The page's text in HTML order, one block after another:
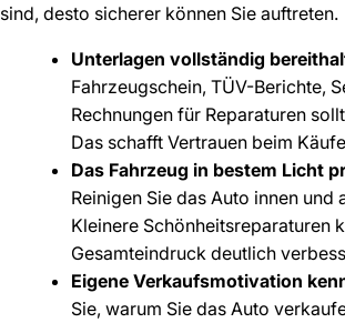
sind, desto sicherer können Sie auftreten.
Unterlagen vollständig
Fahrzeugschein, TÜV-Berichte,
Rechnungen für Reparaturen
Das schafft Vertrauen beim
Das Fahrzeug in bestem Licht
Reinigen Sie das Auto innen und
Kleinere Schönheitsreparaturen
Gesamteindruck deutlich
Eigene Verkaufsmotivation
Sie, warum Sie das Auto